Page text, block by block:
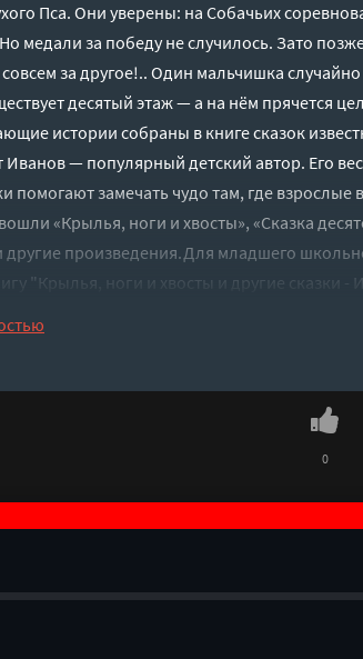
Пса. Они уверены: на Собачьих
медали за победу не случилось. Зато
за другое!.. Один мальчишка случайно
десятый этаж — а на нём прячется
истории собраны в книге сказок
Иванов — популярный детский автор. Его
помогают замечать чудо там, где
«Крылья, ноги и хвосты», «Сказка
другие произведения.Для младшего
"Крылья, ноги и хвосты и другие сказки -
0